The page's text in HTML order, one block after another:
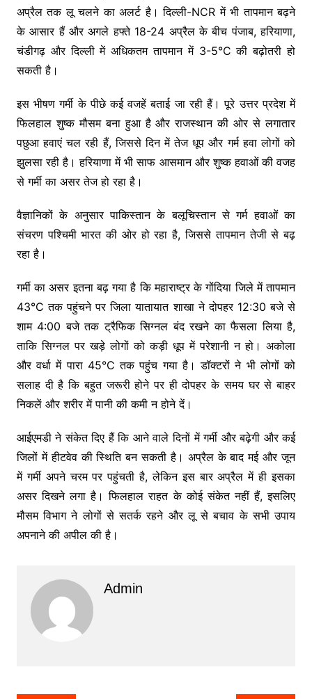
अप्रैल तक लू चलने का अलर्ट है। दिल्ली-NCR में भी तापमान बढ़ने
के आसार हैं और अगले हफ्ते 18-24 अप्रैल के बीच पंजाब, हरियाणा,
चंडीगढ़ और दिल्ली में अधिकतम तापमान में 3-5°C की बढ़ोतरी हो
सकती है।
इस भीषण गर्मी के पीछे कई वजहें बताई जा रही हैं। पूरे उत्तर प्रदेश में
फिलहाल शुष्क मौसम बना हुआ है और राजस्थान की ओर से लगातार
पछुआ हवाएं चल रही हैं, जिससे दिन में तेज धूप और गर्म हवा लोगों को
झुलसा रही है। हरियाणा में भी साफ आसमान और शुष्क हवाओं की वजह
से गर्मी का असर तेज हो रहा है।
वैज्ञानिकों के अनुसार पाकिस्तान के बलूचिस्तान से गर्म हवाओं का
संचरण पश्चिमी भारत की ओर हो रहा है, जिससे तापमान तेजी से बढ़
रहा है।
गर्मी का असर इतना बढ़ गया है कि महाराष्ट्र के गोंदिया जिले में तापमान
43°C तक पहुंचने पर जिला यातायात शाखा ने दोपहर 12:30 बजे से
शाम 4:00 बजे तक ट्रैफिक सिग्नल बंद रखने का फैसला लिया है,
ताकि सिग्नल पर खड़े लोगों को कड़ी धूप में परेशानी न हो। अकोला
और वर्धा में पारा 45°C तक पहुंच गया है। डॉक्टरों ने भी लोगों को
सलाह दी है कि बहुत जरूरी होने पर ही दोपहर के समय घर से बाहर
निकलें और शरीर में पानी की कमी न होने दें।
आईएमडी ने संकेत दिए हैं कि आने वाले दिनों में गर्मी और बढ़ेगी और कई
जिलों में हीटवेव की स्थिति बन सकती है। अप्रैल के बाद मई और जून
में गर्मी अपने चरम पर पहुंचती है, लेकिन इस बार अप्रैल में ही इसका
असर दिखने लगा है। फिलहाल राहत के कोई संकेत नहीं हैं, इसलिए
मौसम विभाग ने लोगों से सतर्क रहने और लू से बचाव के सभी उपाय
अपनाने की अपील की है।
Admin